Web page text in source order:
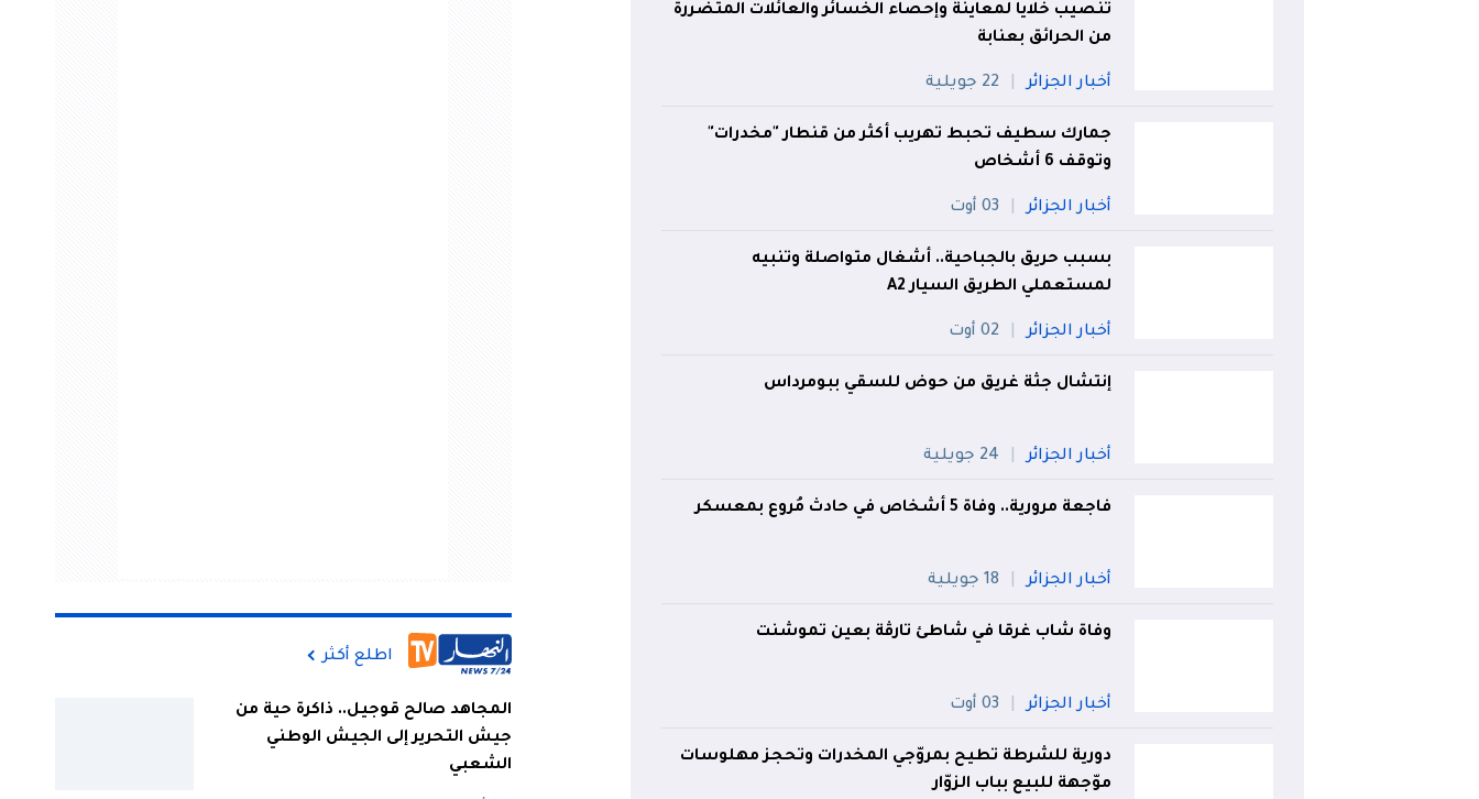
تنصيب خلايا لمعاينة وإحصاء الخسائر والعائلات المتضررة
من الحرائق بعنابة
أخبار الجزائر 22 جويلية
جمارك سطيف تحبط تهريب أكثر من قنطار "مخدرات"
وتوقف 6 أشخاص
أخبار الجزائر 03 أوت
بسبب حريق بالجباحية.. أشغال متواصلة وتنبيه
لمستعملي الطريق السيار A2
أخبار الجزائر 02 أوت
إنتشال جثة غريق من حوض للسقي ببومرداس
أخبار الجزائر 24 جويلية
فاجعة مرورية.. وفاة 5 أشخاص في حادث مُروع بمعسكر
أخبار الجزائر 18 جويلية
وفاة شاب غرقا في شاطئ تارڤة بعين تموشنت
أخبار الجزائر 03 أوت
دورية للشرطة تطيح بمروّجي المخدرات وتحجز مهلوسات
موّجهة للبيع بباب الزوّار
اطلع أكثر
المجاهد صالح قوجيل.. ذاكرة حية من
جيش التحرير إلى الجيش الوطني
الشعبي